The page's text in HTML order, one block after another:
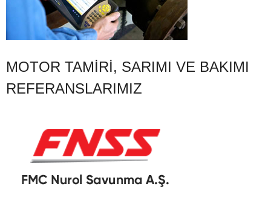
MOTOR TAMIRI, SARIMI VE BAKIMI
REFERANSLARIMIZ